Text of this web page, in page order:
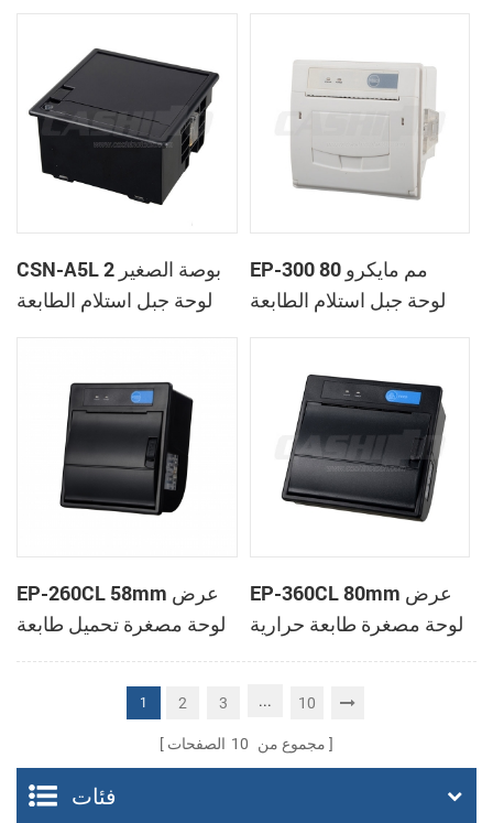
CSN-A5L 2 بوصة الصغير
لوحة جبل استلام الطابعة
EP-300 80 مم مايكرو
لوحة جبل استلام الطابعة
EP-260CL 58mm عرض
لوحة مصغرة تحميل طابعة
حرارية مع لصناعة
السيارات في القاطع
EP-360CL 80mm عرض
لوحة مصغرة طابعة حرارية
مع لصناعة السيارات في
1 2 3 ... 10
مجموع من 10 الصفحات
فئات